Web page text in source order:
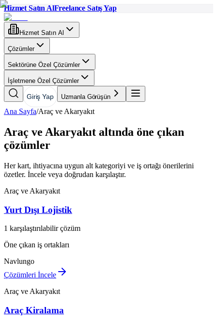
Hizmet Satın AlFreelance Satış Yap
Hizmet Satın Al
Çözümler
Sektörüne Özel Çözümler
İşletmene Özel Çözümler
Giriş Yap Uzmanla Görüşün
Ana Sayfa/Araç ve Akaryakıt
Araç ve Akaryakıt altında öne çıkan
çözümler
Her kart, ihtiyacına uygun alt kategoriyi ve iş ortağı önerilerini
özetler. İncele veya doğrudan karşılaştır.
Araç ve Akaryakıt
Yurt Dışı Lojistik
1 karşılaştırılabilir çözüm
Öne çıkan iş ortakları
Navlungo
Çözümleri İncele
Araç ve Akaryakıt
Araç Kiralama